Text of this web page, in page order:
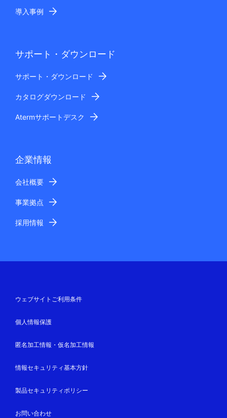
導入事例
サポート・ダウンロード
サポート・ダウンロード
カタログダウンロード
Atermサポートデスク
企業情報
会社概要
事業拠点
採用情報
ウェブサイトご利用条件
個人情報保護
匿名加工情報・仮名加工情報
情報セキュリティ基本方針
製品セキュリティポリシー
お問い合わせ